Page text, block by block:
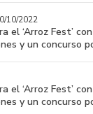
10/2022
el ‘Arroz Fest’
y un concurso
el ‘Arroz Fest’
y un concurso